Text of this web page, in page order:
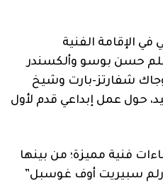
الإقامة الفنية
حسن بوسو وألكسندر
شفارتز-بارت وشيخ
حول عمل إبداعي قدم لأول
فنية مميزة؛ من بينها
سبيريت أوف غوسبل”